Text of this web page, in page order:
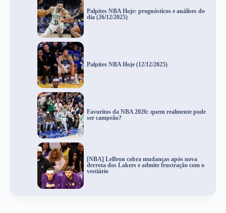
Palpites NBA Hoje: prognósticos e análises do
dia (26/12/2025)
Palpites NBA Hoje (12/12/2025)
Favoritos da NBA 2026: quem realmente pode
ser campeão?
[NBA] LeBron cobra mudanças após nova
derrota dos Lakers e admite frustração com o
vestiário